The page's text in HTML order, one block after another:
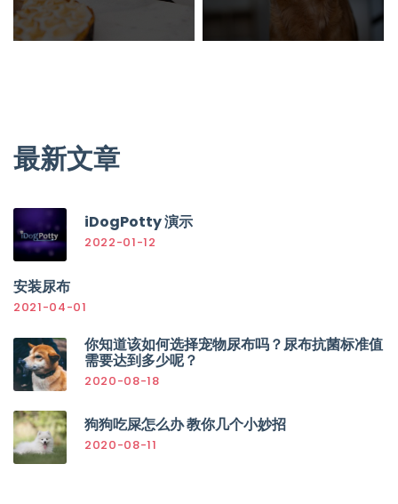
最新文章
iDogPotty 演示
2022-01-12
安装尿布
2021-04-01
你知道该如何选择宠物尿布吗？尿布抗菌标准值
需要达到多少呢？
2020-08-18
狗狗吃屎怎么办 教你几个小妙招
2020-08-11